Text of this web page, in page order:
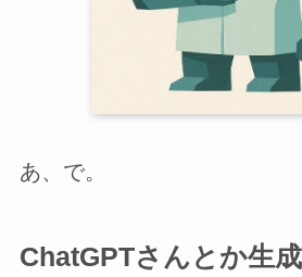
あ、で。
ChatGPTさんとか生